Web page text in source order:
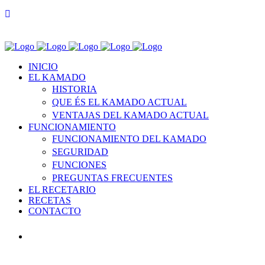
INICIO
EL KAMADO
HISTORIA
QUE ÉS EL KAMADO ACTUAL
VENTAJAS DEL KAMADO ACTUAL
FUNCIONAMIENTO
FUNCIONAMIENTO DEL KAMADO
SEGURIDAD
FUNCIONES
PREGUNTAS FRECUENTES
EL RECETARIO
RECETAS
CONTACTO